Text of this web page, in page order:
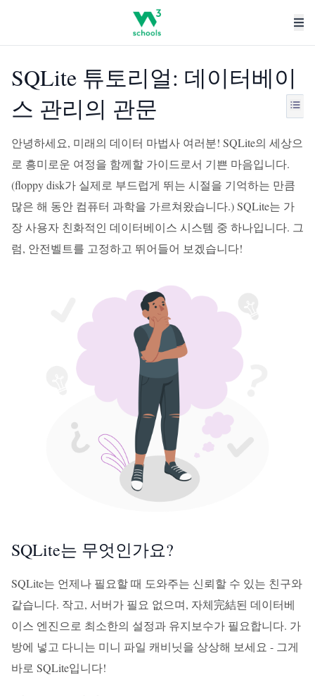
SQLite 튜토리얼: 데이터베이
스 관리의 관문
안녕하세요, 미래의 데이터 마법사 여러분! SQLite의 세상으
로 흥미로운 여정을 함께할 가이드로서 기쁜 마음입니다.
(floppy disk가 실제로 부드럽게 뛰는 시절을 기억하는 만큼
많은 해 동안 컴퓨터 과학을 가르쳐왔습니다.) SQLite는 가
장 사용자 친화적인 데이터베이스 시스템 중 하나입니다. 그
럼, 안전벨트를 고정하고 뛰어들어 보겠습니다!
SQLite는 무엇인가요?
SQLite는 언제나 필요할 때 도와주는 신뢰할 수 있는 친구와
같습니다. 작고, 서버가 필요 없으며, 자체完結된 데이터베
이스 엔진으로 최소한의 설정과 유지보수가 필요합니다. 가
방에 넣고 다니는 미니 파일 캐비닛을 상상해 보세요 - 그게
바로 SQLite입니다!